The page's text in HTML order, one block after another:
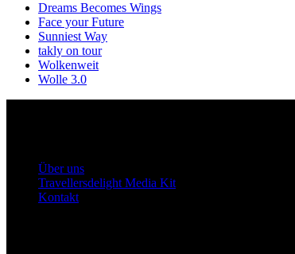
Dreams Becomes Wings
Face your Future
Sunniest Way
takly on tour
Wolkenweit
Wolle 3.0
Über uns
Travellersdelight Media Kit
Kontakt